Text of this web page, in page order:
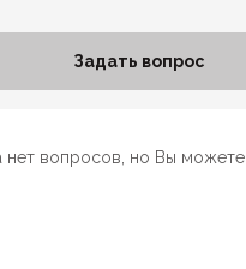
Задать вопрос
нет вопросов, но Вы можете